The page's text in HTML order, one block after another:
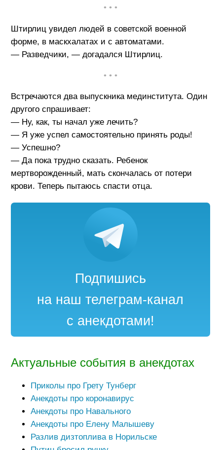
• • •
Штирлиц увидел людей в советской военной
форме, в маскхалатах и с автоматами.
— Разведчики, — догадался Штирлиц.
• • •
Встречаются два выпускника мединститута. Один
другого спрашивает:
— Ну, как, ты начал уже лечить?
— Я уже успел самостоятельно принять роды!
— Успешно?
— Да пока трудно сказать. Ребенок
мертворожденный, мать скончалась от потери
крови. Теперь пытаюсь спасти отца.
Подпишись
на наш телеграм-канал
с анекдотами!
Актуальные события в анекдотах
Приколы про Грету Тунберг
Анекдоты про коронавирус
Анекдоты про Навального
Анекдоты про Елену Малышеву
Разлив дизтоплива в Норильске